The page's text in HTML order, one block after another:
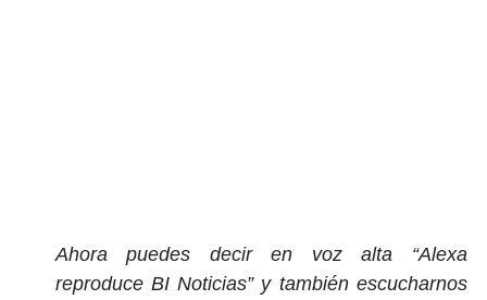
Ahora puedes decir en voz alta “Alexa
reproduce BI Noticias” y también escucharnos